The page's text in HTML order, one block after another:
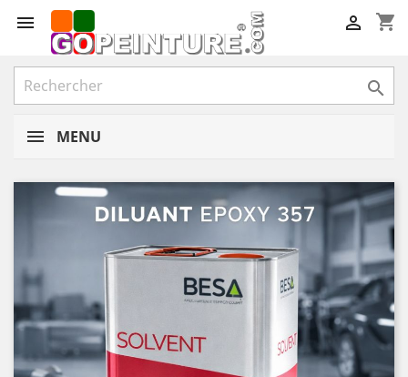
 shopping_cart


MENU